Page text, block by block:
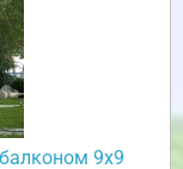
9х9